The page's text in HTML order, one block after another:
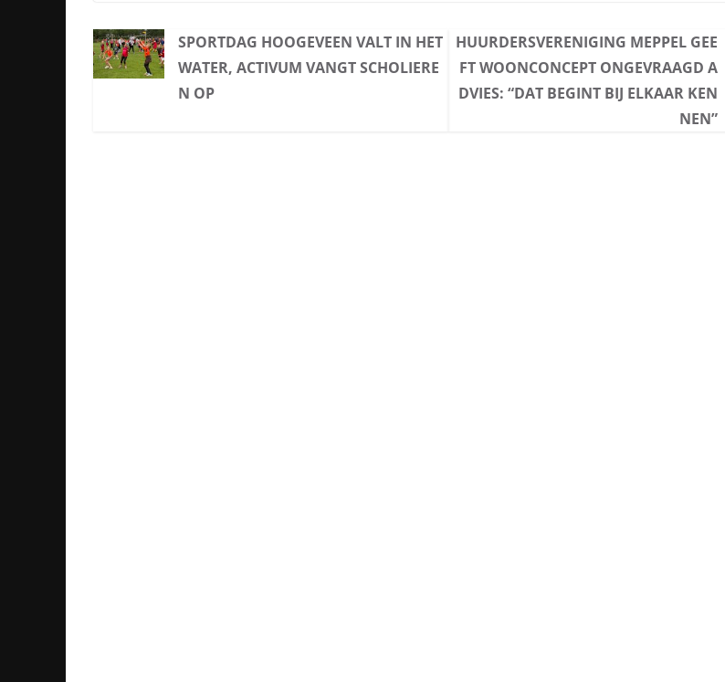
SPORTDAG HOOGEVEEN VALT IN HET
WATER, ACTIVUM VANGT SCHOLIERE
N OP
HUURDERSVERENIGING MEPPEL GEE
FT WOONCONCEPT ONGEVRAAGD A
DVIES: “DAT BEGINT BIJ ELKAAR KEN
NEN”